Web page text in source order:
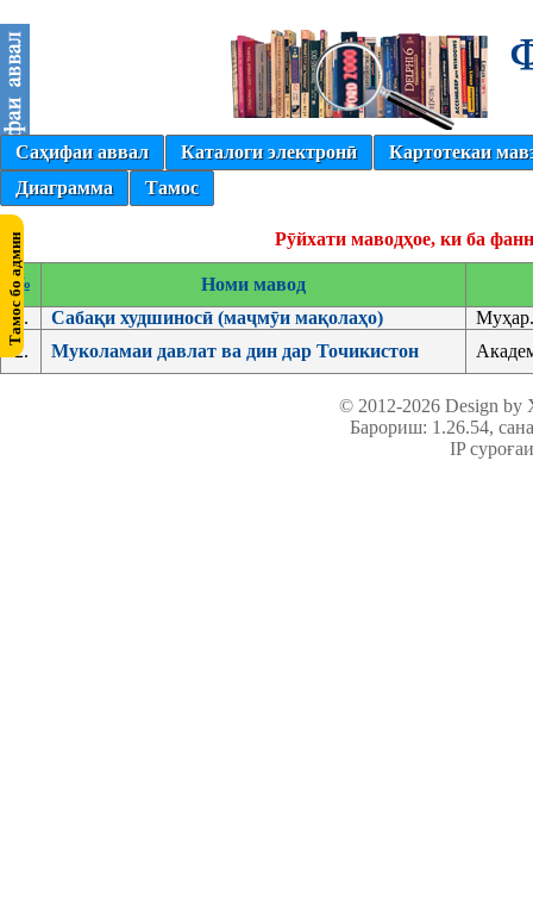
Саҳифаи аввал Каталоги электронӣ
Картотекаи
Диаграмма
Тамос
Рӯйхати маводҳое, ки ба
№
Номи мавод
1.
Сабақи худшиносӣ (маҷмӯи мақолаҳо)
2.
Муколамаи давлат ва дин дар Точикистон
© 2012-2026 Design
Барориш: 1.26.54,
IP